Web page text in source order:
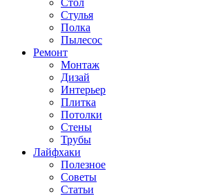
Стулья
Полка
Пылесос
Ремонт
Монтаж
Дизай
Интерьер
Плитка
Потолки
Стены
Трубы
Лайфхаки
Полезное
Советы
Статьи